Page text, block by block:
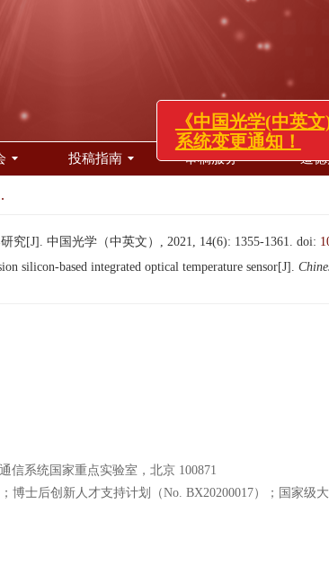
投稿指南 审稿服务 道
[J]. 中国光学（中英文）, 2021, 14(6): 1355-1361. doi:
silicon-based integrated optical temperature sensor[J].
信系统国家重点实验室，北京 100871
博士后创新人才支持计划（No. BX20200017）；国家级
《中国光学(中英文)》投审稿
系统变更通知！